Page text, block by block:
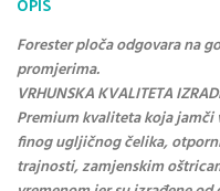
Forester ploča odgovara na
promjerima.
VRHUNSKA KVALITETA
Premium kvaliteta koja jamči
finog ugljičnog čelika,
trajnosti, zamjenskim